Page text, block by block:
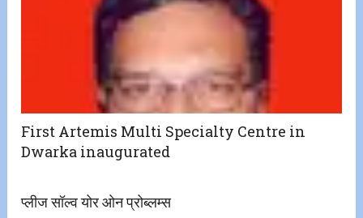
First Artemis Multi Specialty Centre in
Dwarka inaugurated
प्लीज सॉल्व योर ओन प्रोब्लम्स